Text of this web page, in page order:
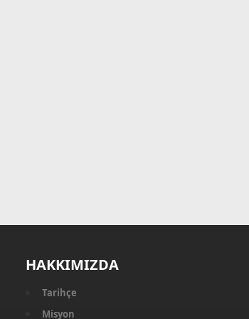
HAKKIMIZDA
Tarihçe
Misyon